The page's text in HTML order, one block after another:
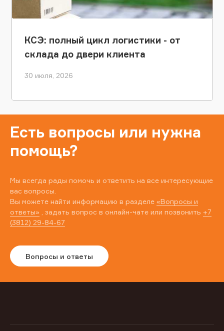
КСЭ: полный цикл логистики - от
склада до двери клиента
30 июля, 2026
Есть вопросы или нужна
помощь?
Мы всегда рады помочь и ответить на все интересующие
вас вопросы.
Вы можете найти информацию в разделе «Вопросы и
ответы» , задать вопрос в онлайн-чате или позвонить +7
(3812) 29-84-67
Вопросы и ответы